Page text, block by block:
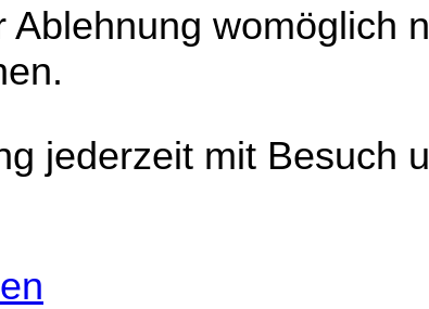
womöglich
jederzeit mit Besuch